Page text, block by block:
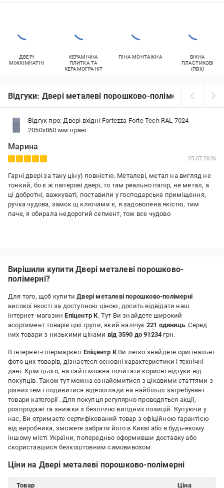
ДВЕРІ
МІЖКІМНАТНІ
КЕРАМІЧНА
ПЛИТКА ТА
КЕРАМОГРАНІТ
ПІНА МОНТАЖНА
ВІКНА
ПЛАСТИКОВІ
(ПВХ)
Відгуки: Двері металеві порошково-полімерні
Відгук про: Двері вхідні Fortezza Forte Tech RAL 7024
2050х860 мм праві
Марина
25.07.2026
Гарні двері за таку ціну) повністю. Металеві, метал на вигляд не
тонкий, бо є ж паперові двері, то там реально папір, не метал, а
ці добротні, важкуваті, поставили у господарське приміщення,
ручка чудова, замок щ ключами є, я задоволена якістю, тим
паче, я обирала недорогий сегмент, тож все чудово
Вирішили купити Двері металеві порошково-
полімерні?
Для того, щоб купитиДвері металеві порошково-полімерні
високої якості за доступною ціною, досить відвідати наш
інтернет-магазинЕпіцентр К. Тут Ви знайдете широкий
асортимент товарів цієї групи, який налічує 221 одиниць. Серед
них товари з низькими цінами від 3590 до 91234 грн.
В інтернет-гіпермаркеті Епіцентр КВи легко знайдете оригінальні
фото цих товарів, дізнаєтеся основні характеристики і технічні
дані. Крім цього, на сайті можна почитати корисні відгуки від
покупців. Також тут можна ознайомитися з цікавими статтями з
різних тем і подивитися відеоогляди на найбільш затребувані
товари категорії . Для покупця регулярно проводяться акції,
розпродажі та знижки з безліччю вигідних позицій. Купуючи у
нас, Ви отримаєте сертифікований товар з офіційною гарантією
від виробника, зможете забрати його в Києві або в будь-якому
іншому місті України, попередньо оформивши доставку або
скориставшися безкоштовним самовивозом.
Ціни на Двері металеві порошково-полімерні
Товар
Ціна